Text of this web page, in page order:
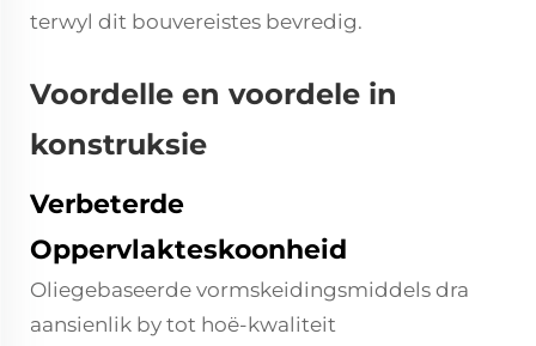
terwyl dit bouvereistes bevredig.
Voordelle en voordele in
konstruksie
Verbeterde
Oppervlakteskoonheid
Oliegebaseerde vormskeidingsmiddels dra
aansienlik by tot hoë-kwaliteit